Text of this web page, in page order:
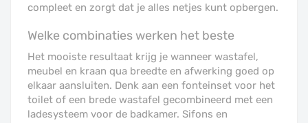
compleet en zorgt dat je alles netjes kunt opbergen.
Welke combinaties werken het beste
Het mooiste resultaat krijg je wanneer wastafel,
meubel en kraan qua breedte en afwerking goed op
elkaar aansluiten. Denk aan een fonteinset voor het
toilet of een brede wastafel gecombineerd met een
ladesysteem voor de badkamer. Sifons en